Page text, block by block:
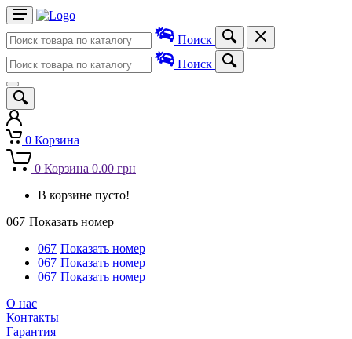
Поиск
Поиск
0 Корзина
0 Корзина 0.00 грн
В корзине пусто!
067 Показать номер
067 Показать номер
067 Показать номер
067 Показать номер
О нас
Контакты
Гарантия